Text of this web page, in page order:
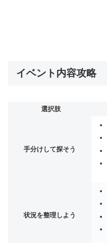
イベント内容攻略
選択肢
手分けして探そう
状況を整理しよう